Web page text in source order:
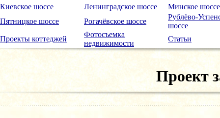
Киевское шоссе
Ленинградское шоссе
Минское шоссе
Пятницкое шоссе
Рогачёвское шоссе
Рублёво-
шоссе
Проекты коттеджей
Фотосъемка
недвижимости
Статьи
Проект